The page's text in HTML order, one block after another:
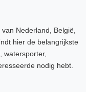
Nederland, België,
hier de belangrijkste
watersporter,
nodig hebt.